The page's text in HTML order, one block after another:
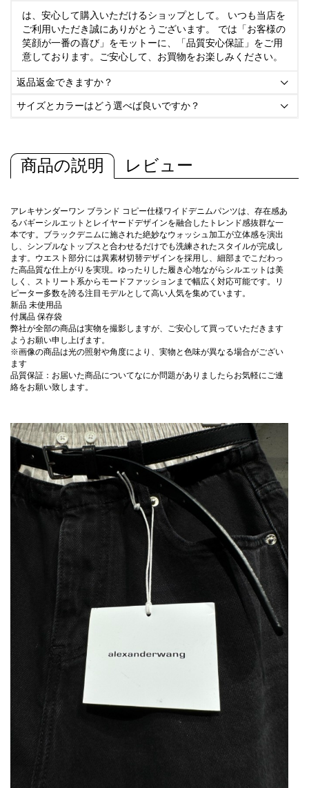
は、安心して購入いただけるショップとして。 いつも当店を
ご利用いただき誠にありがとうございます。 では「お客様の
笑顔が一番の喜び」をモットーに、「品質安心保証」をご用
意しております。ご安心して、お買物をお楽しみください。
返品返金できますか？ 
サイズとカラーはどう選べば良いですか？ 
商品の説明 レビュー
アレキサンダーワン ブランド コピー仕様ワイドデニムパンツは、存在感あ
るバギーシルエットとレイヤードデザインを融合したトレンド感抜群な一
本です。ブラックデニムに施された絶妙なウォッシュ加工が立体感を演出
し、シンプルなトップスと合わせるだけでも洗練されたスタイルが完成し
ます。ウエスト部分には異素材切替デザインを採用し、細部までこだわっ
た高品質な仕上がりを実現。ゆったりした履き心地ながらシルエットは美
しく、ストリート系からモードファッションまで幅広く対応可能です。リ
ピーター多数を誇る注目モデルとして高い人気を集めています。
新品 未使用品
付属品 保存袋
弊社が全部の商品は実物を撮影しますが、ご安心して買っていただきます
ようお願い申し上げます。
※画像の商品は光の照射や角度により、実物と色味が異なる場合がござい
ます
品質保証：お届いた商品についてなにか問題がありましたらお気軽にご連
絡をお願い致します。